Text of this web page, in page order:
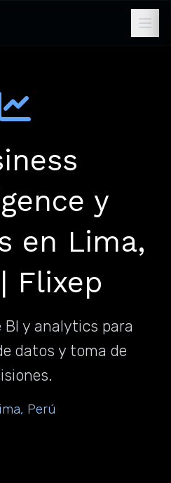
y
en Lima,
Flixep
y analytics para
datos y toma de
Perú